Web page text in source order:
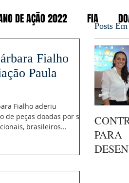
DE AÇÃO 2022 FIAPosts
Fialho
Paula
Fialho aderiu
peças doadas por seus
brasileiros...
PARA